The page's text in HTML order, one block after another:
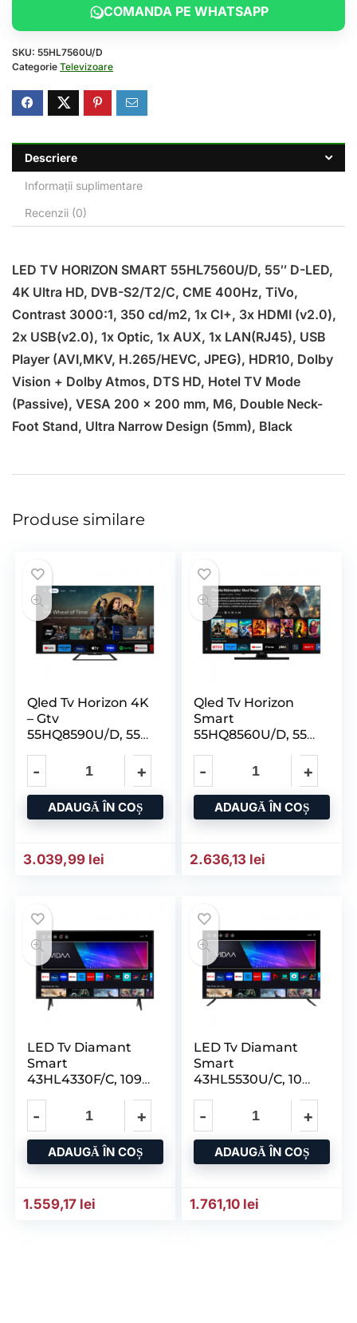
COMANDA PE WHATSAPP
SKU: 55HL7560U/D
Categorie Televizoare
Descriere
Informații suplimentare
Recenzii (0)
LED TV HORIZON SMART 55HL7560U/D, 55″ D-LED,
4K Ultra HD, DVB-S2/T2/C, CME 400Hz, TiVo,
Contrast 3000:1, 350 cd/m2, 1x CI+, 3x HDMI (v2.0),
2x USB(v2.0), 1x Optic, 1x AUX, 1x LAN(RJ45), USB
Player (AVI,MKV, H.265/HEVC, JPEG), HDR10, Dolby
Vision + Dolby Atmos, DTS HD, Hotel TV Mode
(Passive), VESA 200 x 200 mm, M6, Double Neck-
Foot Stand, Ultra Narrow Design (5mm), Black
Produse similare
Qled Tv Horizon 4K
– Gtv
55HQ8590U/D, 55″
ADAUGĂ ÎN COȘ
3.039,99 lei
Qled Tv Horizon
Smart
55HQ8560U/D, 55″
ADAUGĂ ÎN COȘ
2.636,13 lei
LED Tv Diamant
Smart
43HL4330F/C, 109
ADAUGĂ ÎN COȘ
1.559,17 lei
LED Tv Diamant
Smart
43HL5530U/C, 109
ADAUGĂ ÎN COȘ
1.761,10 lei